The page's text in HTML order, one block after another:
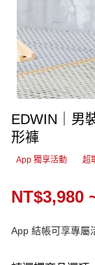
EDWIN｜男
形褲
App 獨享活動 超
NT$3,980
App 結帳可享專屬